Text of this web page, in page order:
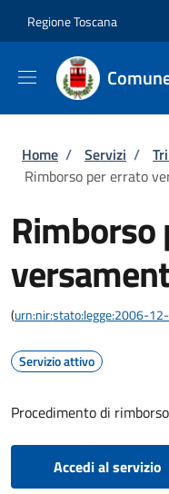
Regione Toscana
Briciole di
Home / Servizi /
Rimborso per errato
(urn:nir:stato:legge:2006-
Servizio attivo
Procedimento di
Accedi al servizio